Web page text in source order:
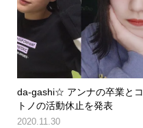
da-gashi☆ アンナの卒業とコ
トノの活動休止を発表
2020.11.30